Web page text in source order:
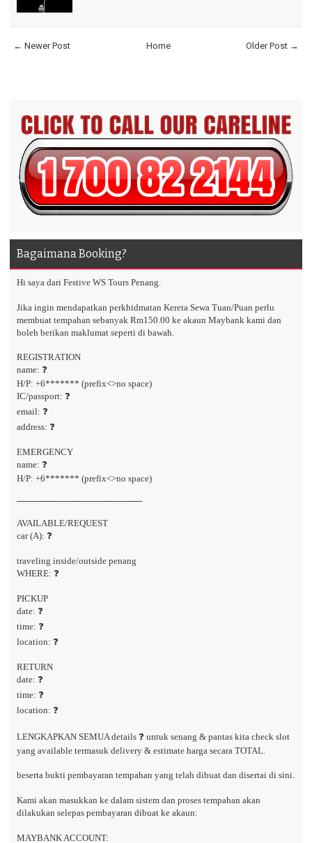
← Newer Post Older Post →
Home
Bagaimana Booking?
Hi saya dari Festive WS Tours Penang.
Jika ingin mendapatkan perkhidmatan Kereta Sewa Tuan/Puan perlu
membuat tempahan sebanyak Rm150.00 ke akaun Maybank kami dan
boleh berikan maklumat seperti di bawah.
REGISTRATION
name: ❓
H/P: +6******* (prefix<>no space)
IC/passport: ❓
email: ❓
address: ❓
EMERGENCY
name: ❓
H/P: +6******* (prefix<>no space)
────────────────────
AVAILABLE/REQUEST
car (A): ❓
traveling inside/outside penang
WHERE: ❓
PICKUP
date: ❓
time: ❓
location: ❓
RETURN
date: ❓
time: ❓
location: ❓
LENGKAPKAN SEMUA details ❓ untuk senang & pantas kita check slot
yang available termasuk delivery & estimate harga secara TOTAL.
beserta bukti pembayaran tempahan yang telah dibuat dan disertai di sini.
Kami akan masukkan ke dalam sistem dan proses tempahan akan
dilakukan selepas pembayaran dibuat ke akaun:
MAYBANK ACCOUNT: